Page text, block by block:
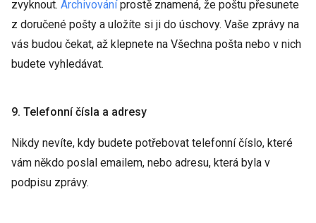
zvyknout. Archivováníprostě znamená, že poštu přesunete
z doručené pošty a uložíte si ji do úschovy. Vaše zprávy na
vás budou čekat, až klepnete na Všechna pošta nebo v nich
budete vyhledávat.
9. Telefonní čísla a adresy
Nikdy nevíte, kdy budete potřebovat telefonní číslo, které
vám někdo poslal emailem, nebo adresu, která byla v
podpisu zprávy.